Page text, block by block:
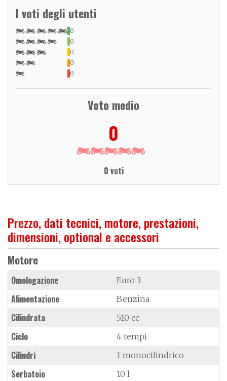
I voti degli utenti
0
0
0
0
0
Voto medio
0
0 voti
Prezzo, dati tecnici, motore, prestazioni,
dimensioni, optional e accessori
Motore
Omologazione Euro 3
Alimentazione Benzina
Cilindrata 510 cc
Ciclo 4 tempi
Cilindri 1 monocilindrico
Serbatoio 10 l